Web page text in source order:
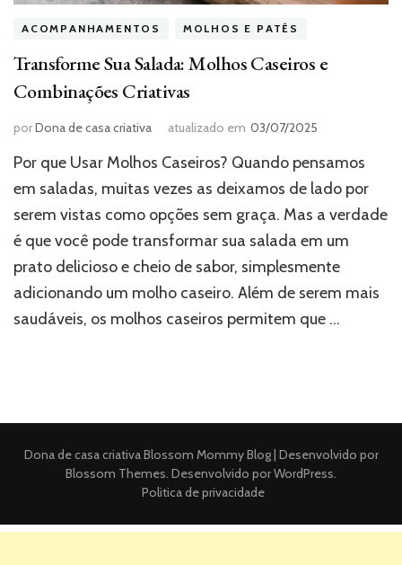
ACOMPANHAMENTOS MOLHOS E PATÊS
Transforme Sua Salada: Molhos Caseiros e
Combinações Criativas
porDona de casa criativa atualizado em 03/07/2025
Por que Usar Molhos Caseiros? Quando pensamos
em saladas, muitas vezes as deixamos de lado por
serem vistas como opções sem graça. Mas a verdade
é que você pode transformar sua salada em um
prato delicioso e cheio de sabor, simplesmente
adicionando um molho caseiro. Além de serem mais
saudáveis, os molhos caseiros permitem que …
Dona de casa criativaBlossom Mommy Blog | Desenvolvido por
Blossom Themes. Desenvolvido porWordPress.
Politica de privacidade